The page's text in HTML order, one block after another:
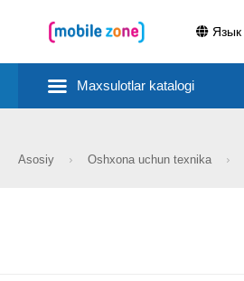
Язык
Maxsulotlar katalogi
Asosiy Oshxona uchun texnika